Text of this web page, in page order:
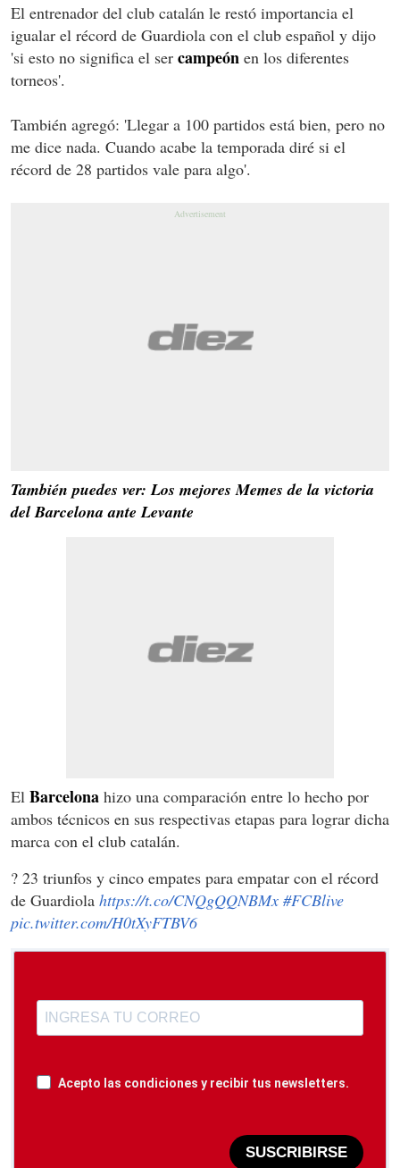
El entrenador del club catalán le restó importancia el
igualar el récord de Guardiola con el club español y dijo
'si esto no significa el ser campeón en los diferentes
torneos'.
También agregó: 'Llegar a 100 partidos está bien, pero no
me dice nada. Cuando acabe la temporada diré si el
récord de 28 partidos vale para algo'.
También puedes ver: Los mejores Memes de la victoria
del Barcelona ante Levante
El Barcelona hizo una comparación entre lo hecho por
ambos técnicos en sus respectivas etapas para lograr dicha
marca con el club catalán.
? 23 triunfos y cinco empates para empatar con el récord
de Guardiola https://t.co/CNQgQQNBMx #FCBlive
pic.twitter.com/H0tXyFTBV6
Acepto las condiciones y recibir tus newsletters.
SUSCRIBIRSE